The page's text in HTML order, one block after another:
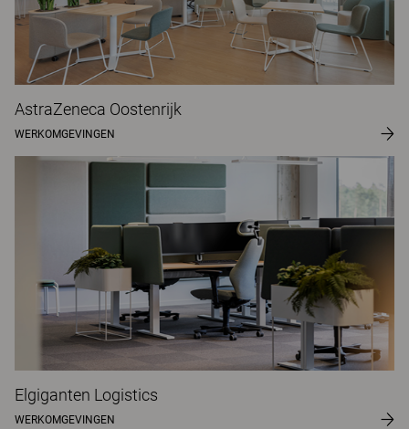
AstraZeneca Oostenrijk
WERKOMGEVINGEN
Elgiganten Logistics
WERKOMGEVINGEN